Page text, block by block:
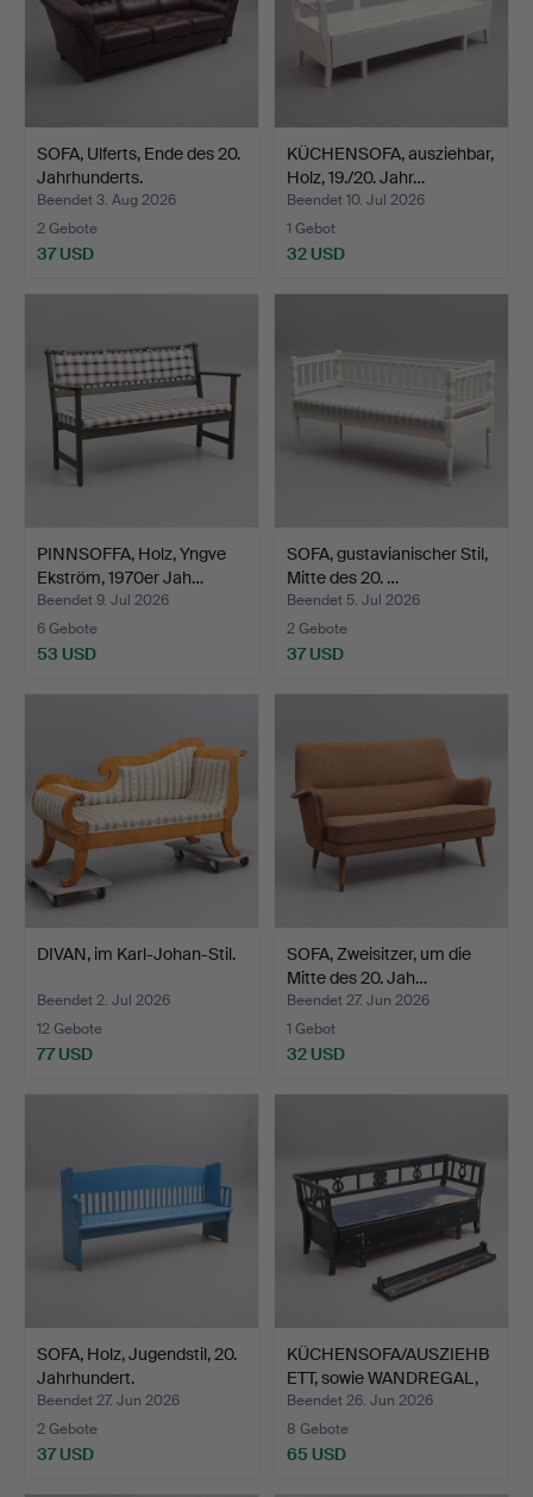
SOFA, Ulferts, Ende des 20.
Jahrhunderts.
Beendet 3. Aug 2026
2 Gebote
37 USD
KÜCHENSOFA, ausziehbar,
Holz, 19./20. Jahr…
Beendet 10. Jul 2026
1 Gebot
32 USD
PINNSOFFA, Holz, Yngve
Ekström, 1970er Jah…
Beendet 9. Jul 2026
6 Gebote
53 USD
SOFA, gustavianischer Stil,
Mitte des 20. …
Beendet 5. Jul 2026
2 Gebote
37 USD
DIVAN, im Karl-Johan-Stil.
Beendet 2. Jul 2026
12 Gebote
77 USD
SOFA, Zweisitzer, um die
Mitte des 20. Jah…
Beendet 27. Jun 2026
1 Gebot
32 USD
SOFA, Holz, Jugendstil, 20.
Jahrhundert.
Beendet 27. Jun 2026
2 Gebote
37 USD
KÜCHENSOFA/AUSZIEHB
ETT, sowie WANDREGAL,
b…
Beendet 26. Jun 2026
8 Gebote
65 USD